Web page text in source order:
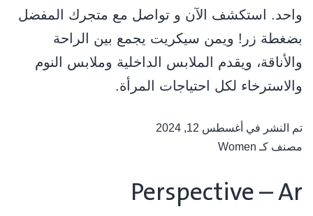
واحد. استكشف الآن و تواصل مع متجرك المفضل
بضغطة زر! ويمن سيكريت يجمع بين الراحة
والأناقة، ويقدم الملابس الداخلية وملابس النوم
والاسترخاء لكل احتياجات المرأة.
تم النشر في أغسطس 12, 2024
مصنف كـ Women
Perspective – Ar